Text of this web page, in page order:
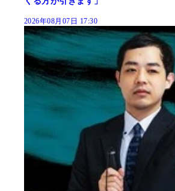
2026年08月07日 17:30